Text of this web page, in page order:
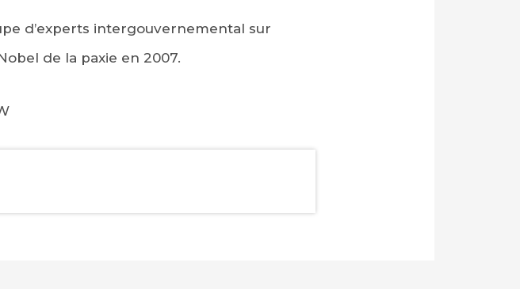
d’experts intergouvernemental sur
de la paxie en 2007.